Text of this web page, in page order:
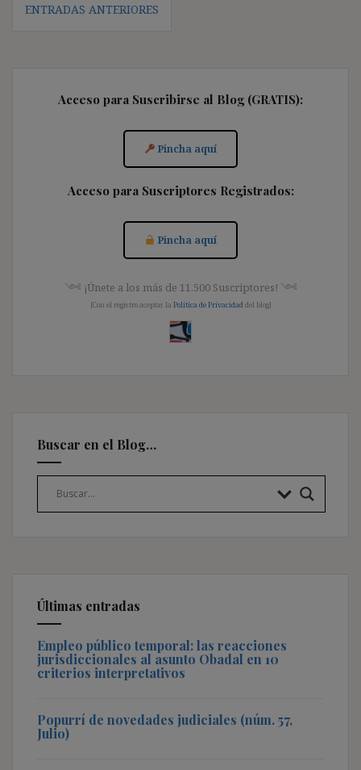
de
ENTRADAS ANTERIORES
Acceso para Suscribirse al Blog (GRATIS):
Pincha aquí
Acceso para Suscriptores Registrados:
Pincha aquí
༺ ¡Únete a los más de 11.500 Suscriptores! ༺
[Con el registro aceptas la Política de Privacidad del blog]
Buscar en el Blog…
Últimas entradas
Empleo público temporal: las reacciones
jurisdiccionales al asunto Obadal en 10
criterios interpretativos
Popurrí de novedades judiciales (núm. 57,
Julio)